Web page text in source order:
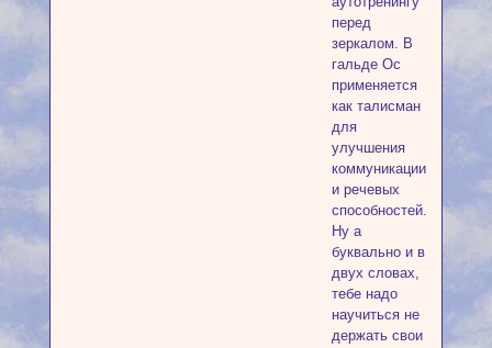
перед
зеркалом. В
гальде Ос
применяется
как талисман
для
улучшения
коммуникации
и речевых
способностей.
Ну а
буквально и в
двух словах,
тебе надо
научиться не
держать свои